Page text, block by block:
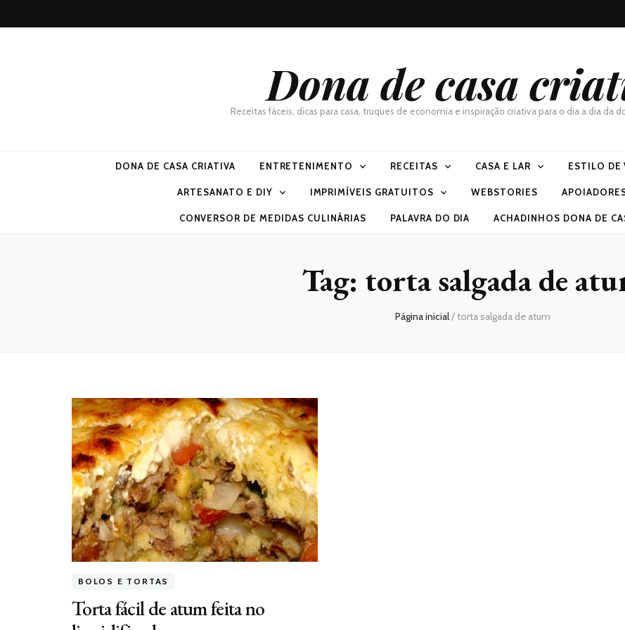
Dona de casa
Receitas fáceis, dicas para casa, truques de economia e inspiração criativa para o dia a dia da
DONA DE CASA CRIATIVA ENTRETENIMENTO RECEITAS CASA E LAR ESTILO DE
ARTESANATO E DIY IMPRIMÍVEIS GRATUITOS WEBSTORIES
CONVERSOR DE MEDIDAS CULINÁRIAS PALAVRA DO DIA ACHADINHOS DONA DE
Tag: torta salgada de
Página inicial/torta salgada de atum
BOLOS E TORTAS
Torta fácil de atum feita no